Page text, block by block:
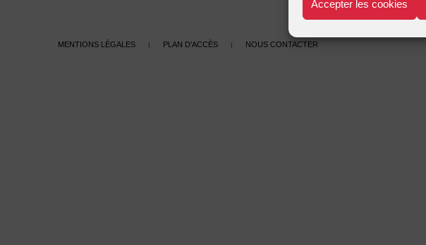
Accepter les cookies
Mentions légales | Plan d'accès | Nous contacter